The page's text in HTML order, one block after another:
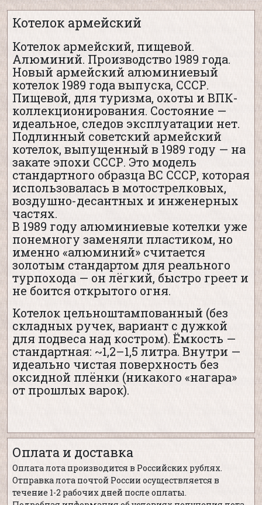
Котелок армейский
Котелок армейский, пищевой.
Алюминий. Производство 1989 года.
Новый армейский алюминиевый
котелок 1989 года выпуска, СССР.
Пищевой, для туризма, охоты и ВПК-
коллекционирования. Состояние —
идеальное, следов эксплуатации нет.
Подлинный советский армейский
котелок, выпущенный в 1989 году — на
закате эпохи СССР. Это модель
стандартного образца ВС СССР, которая
использовалась в мотострелковых,
воздушно-десантных и инженерных
частях.
В 1989 году алюминиевые котелки уже
понемногу заменяли пластиком, но
именно «алюминий» считается
золотым стандартом для реального
турпохода — он лёгкий, быстро греет и
не боится открытого огня.
Котелок цельноштампованный (без
складных ручек, вариант с дужкой
для подвеса над костром). Ёмкость —
стандартная: ~1,2–1,5 литра. Внутри —
идеально чистая поверхность без
оксидной плёнки (никакого «нагара»
от прошлых варок).
Оплата и доставка
Оплата лота производится в Российских рублях.
Отправка лота почтой России осуществляется в
течение 1-2 рабочих дней после оплаты.